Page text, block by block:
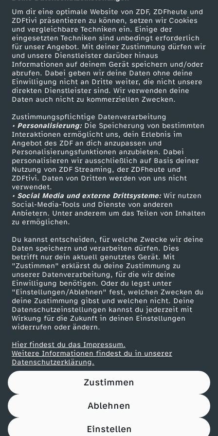
Um dir eine optimale Website von ZDF, ZDFheute und
ZDFtivi präsentieren zu können, setzen wir Cookies
und vergleichbare Techniken ein. Einige der
eingesetzten Techniken sind unbedingt erforderlich
für unser Angebot. Mit deiner Zustimmung dürfen wir
und unsere Dienstleister darüber hinaus
Informationen auf deinem Gerät speichern und/oder
abrufen. Dabei geben wir deine Daten ohne deine
Einwilligung nicht an Dritte weiter, die nicht unsere
direkten Dienstleister sind. Wir verwenden deine
Daten auch nicht zu kommerziellen Zwecken.
Zustimmungspflichtige Datenverarbeitung
• Personalisierung:Die Speicherung von bestimmten
Interaktionen ermöglicht uns, dein Erlebnis im
Angebot des ZDF an dich anzupassen und
Personalisierungsfunktionen anzubieten. Dabei
personalisieren wir ausschließlich auf Basis deiner
Nutzung von ZDF Streaming, der ZDFheute und
ZDFtivi. Daten von Dritten werden von uns nicht
verwendet.
• Social Media und externe Drittsysteme:Wir nutzen
Social-Media-Tools und Dienste von anderen
Anbietern. Unter anderem um das Teilen von Inhalten
zu ermöglichen.
Du kannst entscheiden, für welche Zwecke wir deine
Daten speichern und verarbeiten dürfen. Dies
betrifft nur dein aktuell genutztes Gerät. Mit
"Zustimmen" erklärst du deine Zustimmung zu
unserer Datenverarbeitung, für die wir deine
Einwilligung benötigen. Oder du legst unter
"Einstellungen/Ablehnen" fest, welchen Zwecken du
deine Zustimmung gibst und welchen nicht. Deine
Datenschutzeinstellungen kannst du jederzeit mit
Wirkung für die Zukunft in deinen Einstellungen
widerrufen oder ändern.
Hier findest du das Impressum.
Weitere Informationen findest du in unserer
Datenschutzerklärung.
Zustimmen
Ablehnen
Einstellen
Filtern
e
i
c
h
e
n
X
Y
.
.
.
U
n
g
e
l
ö
s
t
Mehr ZDF
ZDF-Apps
Smart TV
ZDFtext
Livestreams
Sendungen A-Z
TV-Programm
Service
ZDFmitreden
Kontakt zum ZDF
Tickets
Zuschauerservice
Hilfe
ZDF Unternehmen
Karriere
ZDF goes Schule
Werbefernsehen
Mainzelmännchen
Partner
Nutzungsbedingungen
Impressum